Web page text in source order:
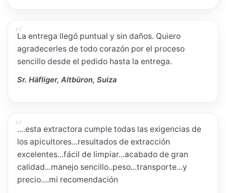
La entrega llegó puntual y sin daños. Quiero
agradecerles de todo corazón por el proceso
sencillo desde el pedido hasta la entrega.
Sr. Häfliger, Altbüron, Suiza
....esta extractora cumple todas las exigencias de
los apicultores...resultados de extracción
excelentes...fácil de limpiar...acabado de gran
calidad...manejo sencillo..peso...transporte...y
precio....mi recomendación